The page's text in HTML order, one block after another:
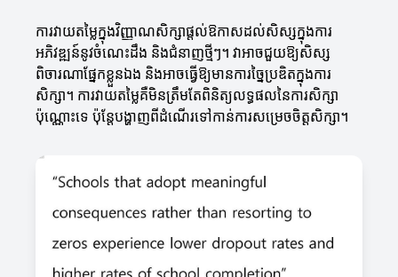
ការវាយតម្លៃក្នុងវិញ្ញាណសិក្សាផ្ដល់ឱកាសដល់សិស្សក្នុងការ
អភិវឌ្ឍន៍នូវចំណេះដឹង និងជំនាញថ្មីៗ។ វាអាចជួយឱ្យសិស្ស
ពិចារណាផ្នែកខ្លួនឯង និងអាចធ្វើឱ្យមានការច្នៃប្រឌិតក្នុងការ
សិក្សា។ ការវាយតម្លៃគឺមិនត្រឹមតែពិនិត្យលទ្ធផលនៃការសិក្សា
ប៉ុណ្ណោះទេ ប៉ុន្តែបង្ហាញពីដំណើរទៅកាន់ការសម្រេចចិត្តសិក្សា។